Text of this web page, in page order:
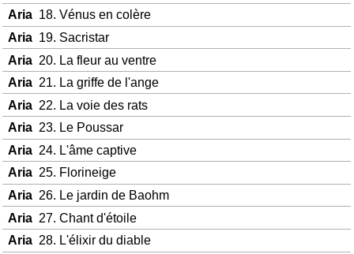
Aria18. Vénus en colère
Aria19. Sacristar
Aria 20. La fleur au ventre
Aria21. La griffe de l'ange
Aria 22. La voie des rats
Aria23. Le Poussar
Aria24. L'âme captive
Aria25. Florineige
Aria26. Le jardin de Baohm
Aria 27. Chant d'étoile
Aria28. L'élixir du diable